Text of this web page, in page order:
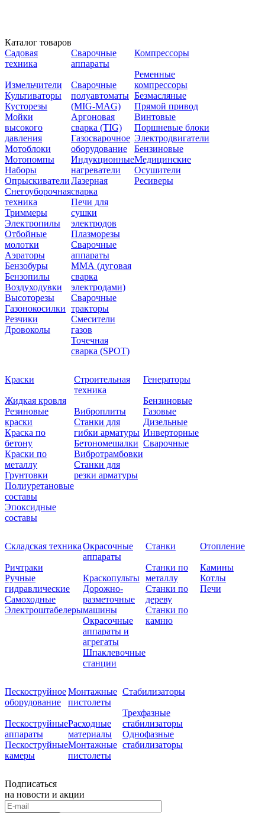
Каталог товаров
Садовая
техника
Измельчители
Культиваторы
Кусторезы
Мойки
высокого
давления
Мотоблоки
Мотопомпы
Наборы
Опрыскиватели
Снегоуборочная
техника
Триммеры
Электропилы
Отбойные
молотки
Аэраторы
Бензобуры
Бензопилы
Воздуходувки
Высоторезы
Газонокосилки
Резчики
Дровоколы
Сварочные
аппараты
Сварочные
полуавтоматы
(MIG-MAG)
Аргоновая
сварка (TIG)
Газосварочное
оборудование
Индукционные
нагреватели
Лазерная
сварка
Печи для
сушки
электродов
Плазморезы
Сварочные
аппараты
ММА (дуговая
сварка
электродами)
Сварочные
тракторы
Смесители
газов
Точечная
сварка (SPOT)
Компрессоры
Ременные
компрессоры
Безмасляные
Прямой привод
Винтовые
Поршневые блоки
Электродвигатели
Бензиновые
Медицинские
Осушители
Ресиверы
Краски
Жидкая кровля
Резиновые
краски
Краска по
бетону
Краски по
металлу
Грунтовки
Полиуретановые
составы
Эпоксидные
составы
Строительная
техника
Виброплиты
Станки для
гибки арматуры
Бетономешалки
Вибротрамбовки
Станки для
резки арматуры
Генераторы
Бензиновые
Газовые
Дизельные
Инверторные
Сварочные
Складская техника
Ричтраки
Ручные
гидравлические
Самоходные
Электроштабелеры
Окрасочные
аппараты
Краскопульты
Дорожно-
разметочные
машины
Окрасочные
аппараты и
агрегаты
Шпаклевочные
станции
Станки
Станки по
металлу
Станки по
дереву
Станки по
камню
Отопление
Камины
Котлы
Печи
Пескоструйное
оборудование
Пескоструйные
аппараты
Пескоструйные
камеры
Монтажные
пистолеты
Расходные
материалы
Монтажные
пистолеты
Стабилизаторы
Трехфазные
стабилизаторы
Однофазные
стабилизаторы
Подписаться
на новости и акции